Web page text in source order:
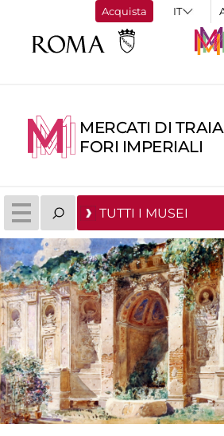
Acquista
MERCATI DI
FORI IMPERIALI
TUTTI I MUSEI